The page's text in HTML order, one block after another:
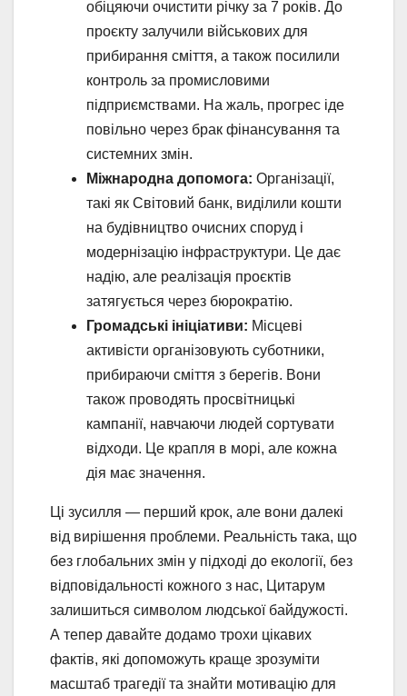
обіцяючи очистити річку за 7 років. До
проєкту залучили військових для
прибирання сміття, а також посилили
контроль за промисловими
підприємствами. На жаль, прогрес іде
повільно через брак фінансування та
системних змін.
Міжнародна допомога: Організації,
такі як Світовий банк, виділили кошти
на будівництво очисних споруд і
модернізацію інфраструктури. Це дає
надію, але реалізація проєктів
затягується через бюрократію.
Громадські ініціативи: Місцеві
активісти організовують суботники,
прибираючи сміття з берегів. Вони
також проводять просвітницькі
кампанії, навчаючи людей сортувати
відходи. Це крапля в морі, але кожна
дія має значення.
Ці зусилля — перший крок, але вони далекі
від вирішення проблеми. Реальність така, що
без глобальних змін у підході до екології, без
відповідальності кожного з нас, Цитарум
залишиться символом людської байдужості.
А тепер давайте додамо трохи цікавих
фактів, які допоможуть краще зрозуміти
масштаб трагедії та знайти мотивацію для